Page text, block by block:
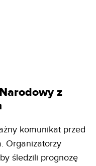
z
komunikat przed
Organizatorzy
śledzili prognozę